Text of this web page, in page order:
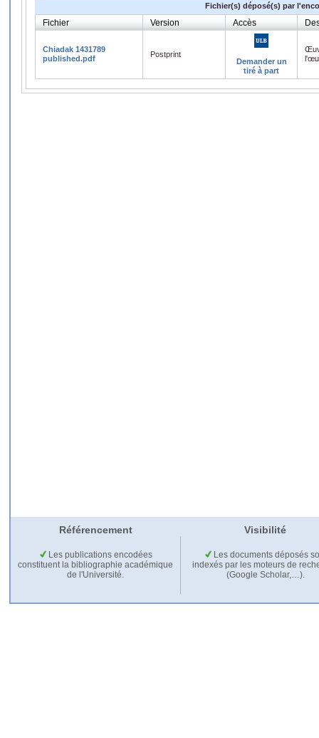
Fichier(s) déposé(s) par
Fichier Version Accès
Chiadak 1431789
published.pdf
Postprint
Demander un
tiré à part
Référencement Visibilité
Les publications encodées
constituent la bibliographie académique
de l'Université.
Les documents déposés
indexés par les moteurs de
(Google Scholar,…).